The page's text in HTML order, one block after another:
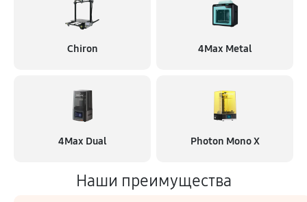
Chiron 4Max Metal
4Max Dual Photon Mono X
Наши преимущества